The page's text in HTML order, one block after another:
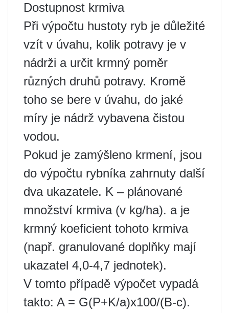
Dostupnost krmiva
Při výpočtu hustoty ryb je důležité
vzít v úvahu, kolik potravy je v
nádrži a určit krmný poměr
různých druhů potravy. Kromě
toho se bere v úvahu, do jaké
míry je nádrž vybavena čistou
vodou.
Pokud je zamýšleno krmení, jsou
do výpočtu rybníka zahrnuty další
dva ukazatele. K – plánované
množství krmiva (v kg/ha). a je
krmný koeficient tohoto krmiva
(např. granulované doplňky mají
ukazatel 4,0-4,7 jednotek).
V tomto případě výpočet vypadá
takto: A = G(P+K/a)x100/(B-c).